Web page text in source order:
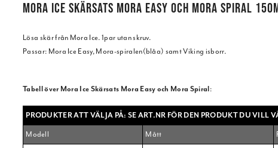
MORA ICE SKÄRSATS MORA EASY OCH MORA SPIRAL
Lösa skär från Mora Ice. 1par utan skruv.
Passar: Mora Ice Easy, Mora-spiralen(blåa) samt Viking isborr.
Tabell över Mora Ice Skärsats Mora Easy och Mora Spiral:
PRODUKTER ATT VÄLJA PÅ: SE ART.NR FÖR DEN PRODUKT DU VILL
Modell
Mått